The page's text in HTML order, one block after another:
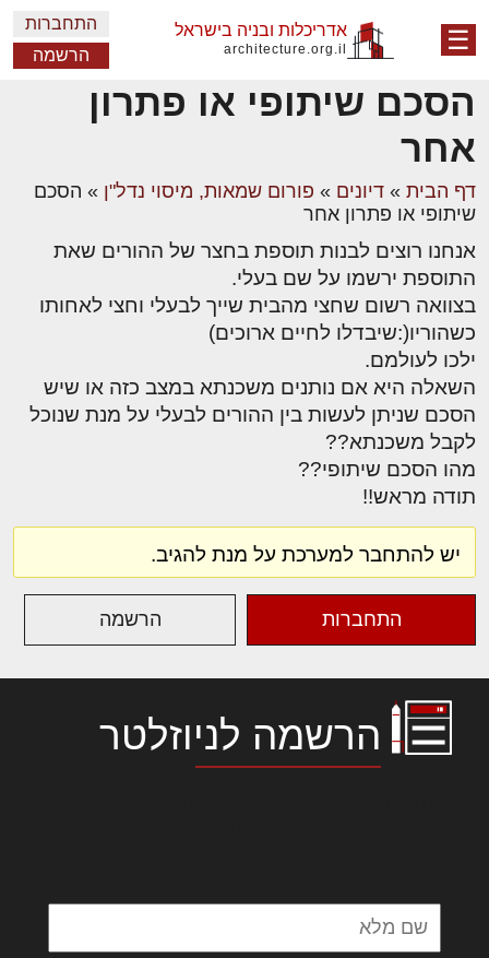
☰ אדריכלות ובניה בישראל
architecture.org.il
התחברות
הרשמה
הסכם שיתופי או פתרון
אחר
דף הבית » דיונים » פורום שמאות, מיסוי נדל"ן » הסכם
שיתופי או פתרון אחר
אנחנו רוצים לבנות תוספת בחצר של ההורים שאת
התוספת ירשמו על שם בעלי.
בצוואה רשום שחצי מהבית שייך לבעלי וחצי לאחותו
כשהוריו(:שיבדלו לחיים ארוכים)
ילכו לעולמם.
השאלה היא אם נותנים משכנתא במצב כזה או שיש
הסכם שניתן לעשות בין ההורים לבעלי על מנת שנוכל
לקבל משכנתא??
מהו הסכם שיתופי??
תודה מראש!!
יש להתחבר למערכת על מנת להגיב.
התחברות הרשמה
הרשמה לניוזלטר